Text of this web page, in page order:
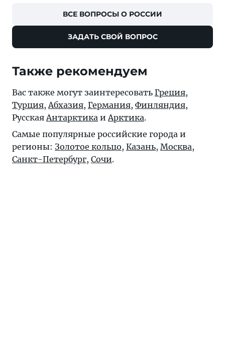
ВСЕ ВОПРОСЫ О РОССИИ
ЗАДАТЬ СВОЙ ВОПРОС
Также рекомендуем
Вас также могут заинтересовать Греция,
Турция, Абхазия, Германия, Финляндия,
Русская Антарктика и Арктика.
Самые популярные российские города и
регионы: Золотое кольцо, Казань, Москва,
Санкт-Петербург, Сочи.